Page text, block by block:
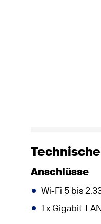
Anschlüsse
Wi-Fi 5 bis
1 x Gigabit-